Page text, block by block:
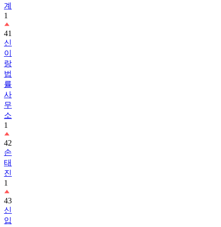
계
1
41
신
이
랑
법
률
사
무
소
1
42
손
태
진
1
43
신
입